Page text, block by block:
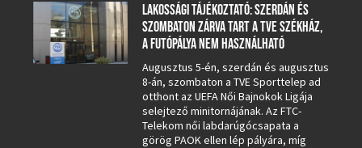
LAKOSSÁGI TÁJÉKOZTATÓ: SZERDÁN ÉS
SZOMBATON ZÁRVA TART A TVE SZÉKHÁZ,
A FUTÓPÁLYA NEM HASZNÁLHATÓ
Augusztus 5-én, szerdán és augusztus
8-án, szombaton a TVE Sporttelep ad
otthont az UEFA Női Bajnokok Ligája
selejtező minitornájának. Az FTC-
Telekom női labdarúgócsapata a
görög PAOK ellen lép pályára, míg